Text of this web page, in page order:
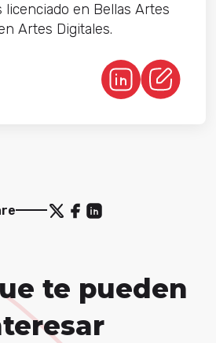
licenciado en Bellas Artes
Artes Digitales.
te pueden